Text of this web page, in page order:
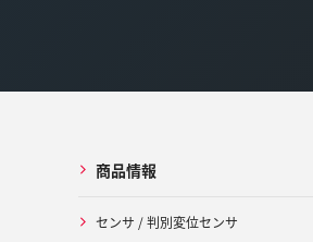
商品情報
センサ / 判別変位センサ